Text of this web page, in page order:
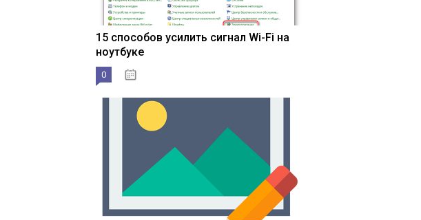
15 способов усилить сигнал Wi-Fi на
ноутбуке
0